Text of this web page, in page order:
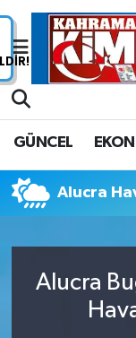
GÜNCEL
Alucra
Alucra
Nöbetçi
Trafik
Süper Lig
Tüm